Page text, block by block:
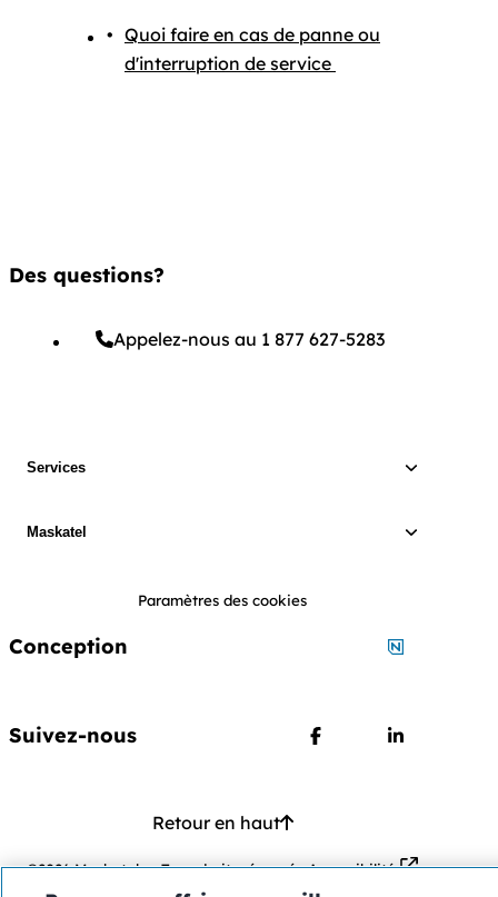
Quoi faire en cas de panne ou
d'interruption de service
Des questions?
Appelez-nous au 1 877 627-5283
Services
Maskatel
Paramètres des cookies
Conception Conception
Suivez-nous Suivez nous sur
Suivez
Retour en haut
©2026 Maskatel—Tous droits réservésAccessibilitéOuvre dans